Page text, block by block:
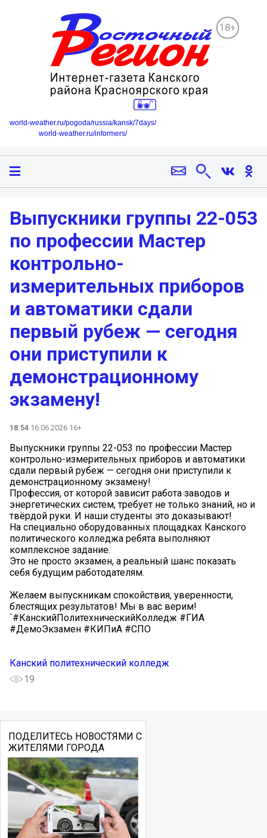
18+
world-weather.ru/pogoda/russia/kansk/7days/
world-weather.ru/informers/
Выпускники группы 22-053
по профессии Мастер
контрольно-
измерительных приборов
и автоматики сдали
первый рубеж — сегодня
они приступили к
демонстрационному
экзамену!
18:54 16.06.2026 16+
Выпускники группы 22-053 по профессии Мастер
контрольно-измерительных приборов и автоматики
сдали первый рубеж — сегодня они приступили к
демонстрационному экзамену!
Профессия, от которой зависит работа заводов и
энергетических систем, требует не только знаний, но и
твёрдой руки. И наши студенты это доказывают!
️На специально оборудованных площадках Канского
политического колледжа ребята выполняют
комплексное задание.
Это не просто экзамен, а реальный шанс показать
себя будущим работодателям.
Желаем выпускникам спокойствия, уверенности,
блестящих результатов! Мы в вас верим!
`#КанскийПолитехническийКолледж #ГИА
#ДемоЭкзамен #КИПиА #СПО
Канский политехнический колледж
19
ПОДЕЛИТЕСЬ НОВОСТЯМИ С
ЖИТЕЛЯМИ ГОРОДА